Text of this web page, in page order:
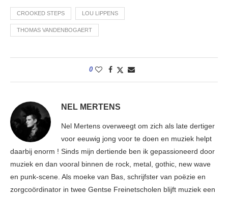
CROOKED STEPS LOU LIPPENS
THOMAS VANDENBOGAERT
0
NEL MERTENS
Nel Mertens overweegt om zich als late dertiger
voor eeuwig jong voor te doen en muziek helpt
daarbij enorm ! Sinds mijn dertiende ben ik gepassioneerd door
muziek en dan vooral binnen de rock, metal, gothic, new wave
en punk-scene. Als moeke van Bas, schrijfster van poëzie en
zorgcoördinator in twee Gentse Freinetscholen blijft muziek een